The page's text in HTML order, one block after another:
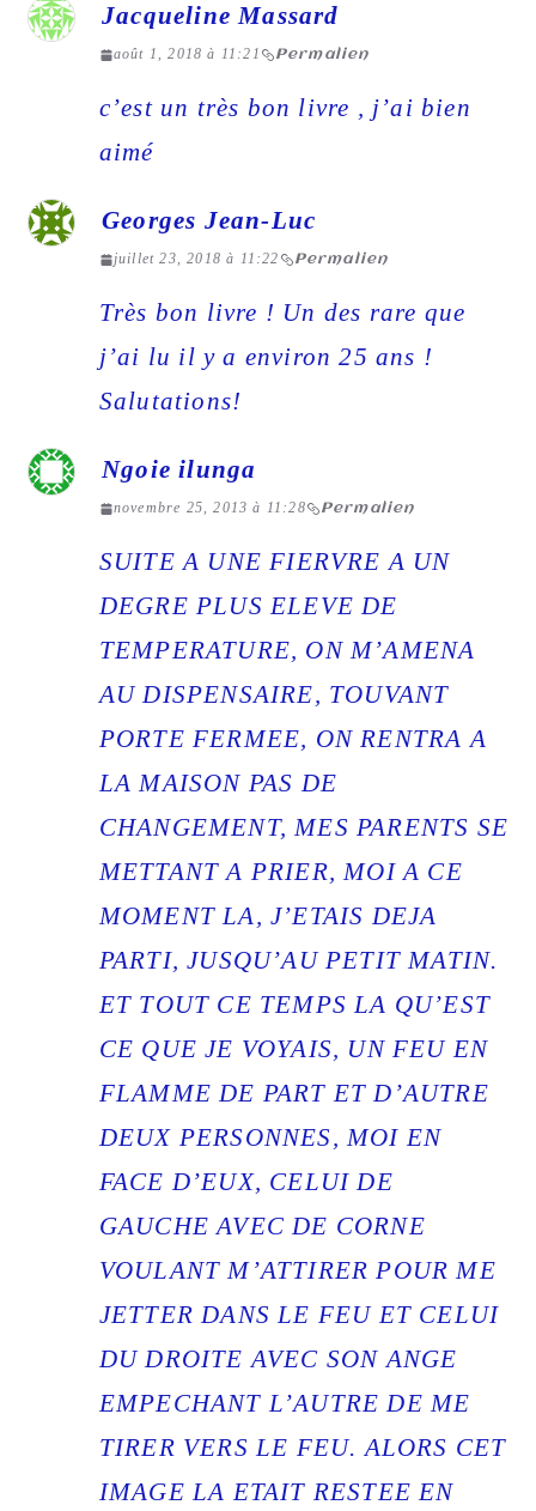
Jacqueline Massard
août 1, 2018 à 11:21 Permalien
c’est un très bon livre , j’ai bien
aimé
Georges Jean-Luc
juillet 23, 2018 à 11:22 Permalien
Très bon livre ! Un des rare que
j’ai lu il y a environ 25 ans !
Salutations!
Ngoie ilunga
novembre 25, 2013 à 11:28 Permalien
SUITE A UNE FIERVRE A UN
DEGRE PLUS ELEVE DE
TEMPERATURE, ON M’AMENA
AU DISPENSAIRE, TOUVANT
PORTE FERMEE, ON RENTRA A
LA MAISON PAS DE
CHANGEMENT, MES PARENTS SE
METTANT A PRIER, MOI A CE
MOMENT LA, J’ETAIS DEJA
PARTI, JUSQU’AU PETIT MATIN.
ET TOUT CE TEMPS LA QU’EST
CE QUE JE VOYAIS, UN FEU EN
FLAMME DE PART ET D’AUTRE
DEUX PERSONNES, MOI EN
FACE D’EUX, CELUI DE
GAUCHE AVEC DE CORNE
VOULANT M’ATTIRER POUR ME
JETTER DANS LE FEU ET CELUI
DU DROITE AVEC SON ANGE
EMPECHANT L’AUTRE DE ME
TIRER VERS LE FEU. ALORS CET
IMAGE LA ETAIT RESTEE EN